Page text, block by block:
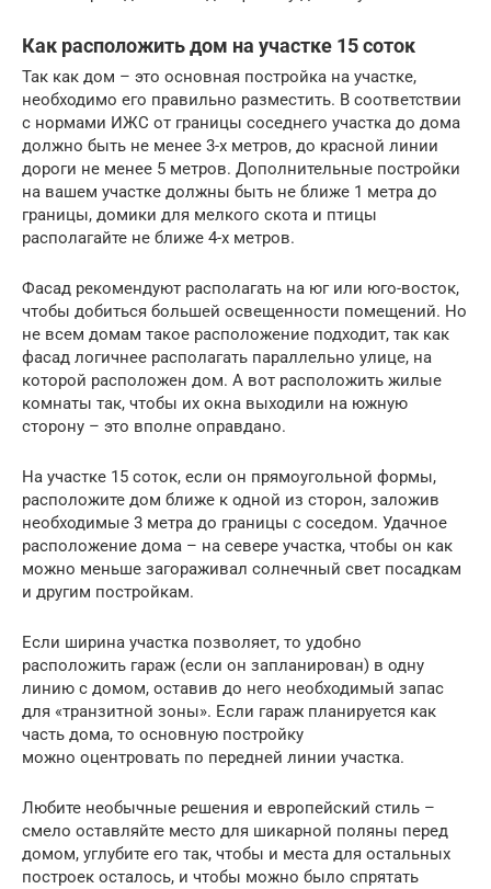
Как расположить дом на участке 15 соток
Так как дом – это основная постройка на участке,
необходимо его правильно разместить. В соответствии
с нормами ИЖС от границы соседнего участка до дома
должно быть не менее 3-х метров, до красной линии
дороги не менее 5 метров. Дополнительные постройки
на вашем участке должны быть не ближе 1 метра до
границы, домики для мелкого скота и птицы
располагайте не ближе 4-х метров.
Фасад рекомендуют располагать на юг или юго-восток,
чтобы добиться большей освещенности помещений. Но
не всем домам такое расположение подходит, так как
фасад логичнее располагать параллельно улице, на
которой расположен дом. А вот расположить жилые
комнаты так, чтобы их окна выходили на южную
сторону – это вполне оправдано.
На участке 15 соток, если он прямоугольной формы,
расположите дом ближе к одной из сторон, заложив
необходимые 3 метра до границы с соседом. Удачное
расположение дома – на севере участка, чтобы он как
можно меньше загораживал солнечный свет посадкам
и другим постройкам.
Если ширина участка позволяет, то удобно
расположить гараж (если он запланирован) в одну
линию с домом, оставив до него необходимый запас
для «транзитной зоны». Если гараж планируется как
часть дома, то основную постройку
можно оцентровать по передней линии участка.
Любите необычные решения и европейский стиль –
смело оставляйте место для шикарной поляны перед
домом, углубите его так, чтобы и места для остальных
построек осталось, и чтобы можно было спрятать